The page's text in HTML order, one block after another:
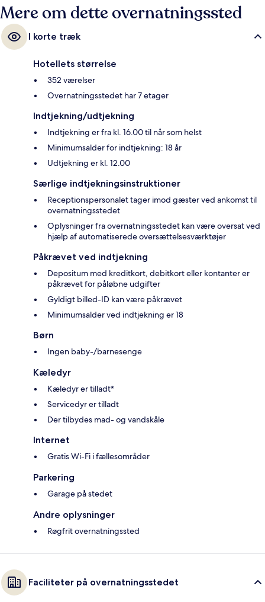
Mere om dette overnatningssted
I korte træk
Hotellets størrelse
352 værelser
Overnatningsstedet har 7 etager
Indtjekning/udtjekning
Indtjekning er fra kl. 16.00 til når som helst
Minimumsalder for indtjekning: 18 år
Udtjekning er kl. 12.00
Særlige indtjekningsinstruktioner
Receptionspersonalet tager imod gæster ved ankomst til
overnatningsstedet
Oplysninger fra overnatningsstedet kan være oversat ved
hjælp af automatiserede oversættelsesværktøjer
Påkrævet ved indtjekning
Depositum med kreditkort, debitkort eller kontanter er
påkrævet for påløbne udgifter
Gyldigt billed-ID kan være påkrævet
Minimumsalder ved indtjekning er 18
Børn
Ingen baby-/barnesenge
Kæledyr
Kæledyr er tilladt*
Servicedyr er tilladt
Der tilbydes mad- og vandskåle
Internet
Gratis Wi-Fi i fællesområder
Parkering
Garage på stedet
Andre oplysninger
Røgfrit overnatningssted
Faciliteter på overnatningsstedet